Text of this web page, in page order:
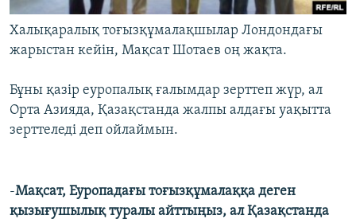
Халықаралық тоғызқұмалақшылар Лондондағы
жарыстан кейін, Мақсат Шотаев оң жақта.
Бұны қазір еуропалық ғалымдар зерттеп жүр, ал
Орта Азияда, Қазақстанда жалпы алдағы уақытта
зерттеледі деп ойлаймын.
-Мақсат, Еуропадағы тоғызқұмалаққа деген
қызығушылық туралы айттыңыз, ал Қазақстанда